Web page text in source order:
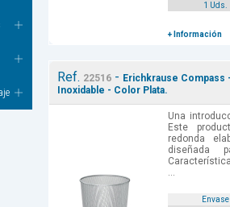
1 Uds.
+ Información
Ref. 22516- Erichkrause Compass
Inoxidable - Color Plata.
Una
Este
redonda
diseñada
...
Envase